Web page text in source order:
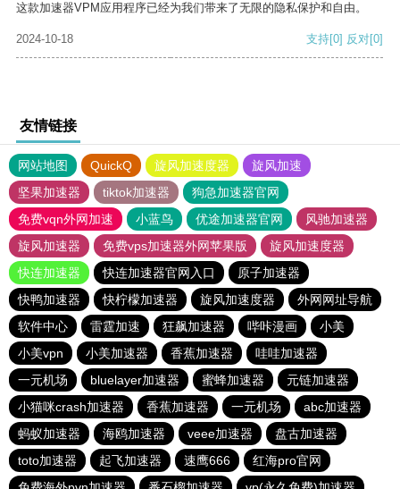
这款加速器VPM应用程序已经为我们带来了无限的隐私保护和自由。
2024-10-18 支持[0] 反对[0]
友情链接
网站地图 QuickQ 旋风加速度器
旋风加速
坚果加速器
tiktok加速器
狗急加速器官网
免费vqn外网加速
小蓝鸟 优途加速器官网
风驰加速器
旋风加速器
免费vps加速器外网苹果版
旋风加速度器
快连加速器
快连加速器官网入口
原子加速器
快鸭加速器
快柠檬加速器 旋风加速度器
外网网址导航
软件中心
雷霆加速 狂飙加速器 哔咔漫画
小美
小美vpn
小美加速器 香蕉加速器
哇哇加速器
一元机场
bluelayer加速器 蜜蜂加速器
元链加速器
小猫咪crash加速器
香蕉加速器 一元机场
abc加速器
蚂蚁加速器
海鸥加速器 veee加速器
盘古加速器
toto加速器
起飞加速器 速鹰666
红海pro官网